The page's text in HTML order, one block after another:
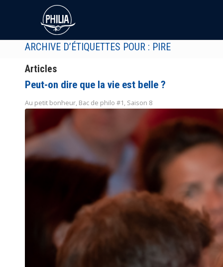
ARCHIVE D’ÉTIQUETTES POUR : PIRE
Articles
Peut-on dire que la vie est belle ?
Au petit bonheur, Bac de philo #1, Saison 8